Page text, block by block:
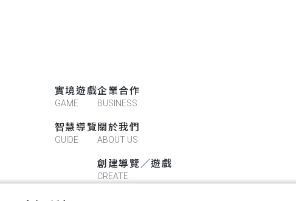
實境遊戲
GAME
智慧導覽
GUIDE
企業合作
BUSINESS
關於我們
ABOUT US
創建導覽／遊戲
CREATE